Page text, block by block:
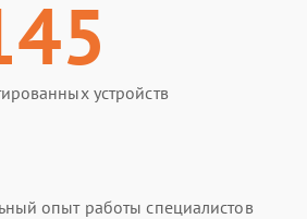
устройств
опыт работы специалистов